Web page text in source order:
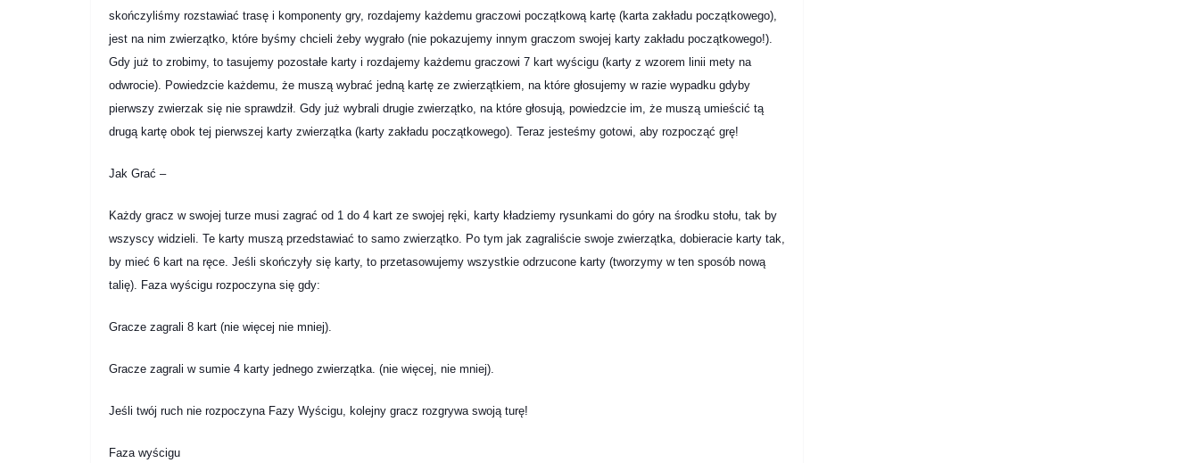
skończyliśmy rozstawiać trasę i komponenty gry, rozdajemy każdemu graczowi początkową kartę (karta zakładu początkowego),
jest na nim zwierzątko, które byśmy chcieli żeby wygrało (nie pokazujemy innym graczom swojej karty zakładu początkowego!).
Gdy już to zrobimy, to tasujemy pozostałe karty i rozdajemy każdemu graczowi 7 kart wyścigu (karty z wzorem linii mety na
odwrocie). Powiedzcie każdemu, że muszą wybrać jedną kartę ze zwierzątkiem, na które głosujemy w razie wypadku gdyby
pierwszy zwierzak się nie sprawdził. Gdy już wybrali drugie zwierzątko, na które głosują, powiedzcie im, że muszą umieścić tą
drugą kartę obok tej pierwszej karty zwierzątka (karty zakładu początkowego). Teraz jesteśmy gotowi, aby rozpocząć grę!
Jak Grać –
Każdy gracz w swojej turze musi zagrać od 1 do 4 kart ze swojej ręki, karty kładziemy rysunkami do góry na środku stołu, tak by
wszyscy widzieli. Te karty muszą przedstawiać to samo zwierzątko. Po tym jak zagraliście swoje zwierzątka, dobieracie karty tak,
by mieć 6 kart na ręce. Jeśli skończyły się karty, to przetasowujemy wszystkie odrzucone karty (tworzymy w ten sposób nową
talię). Faza wyścigu rozpoczyna się gdy:
Gracze zagrali 8 kart (nie więcej nie mniej).
Gracze zagrali w sumie 4 karty jednego zwierzątka. (nie więcej, nie mniej).
Jeśli twój ruch nie rozpoczyna Fazy Wyścigu, kolejny gracz rozgrywa swoją turę!
Faza wyścigu